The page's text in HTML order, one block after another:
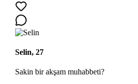
Selin, 27
Sakin bir akşam muhabbeti?